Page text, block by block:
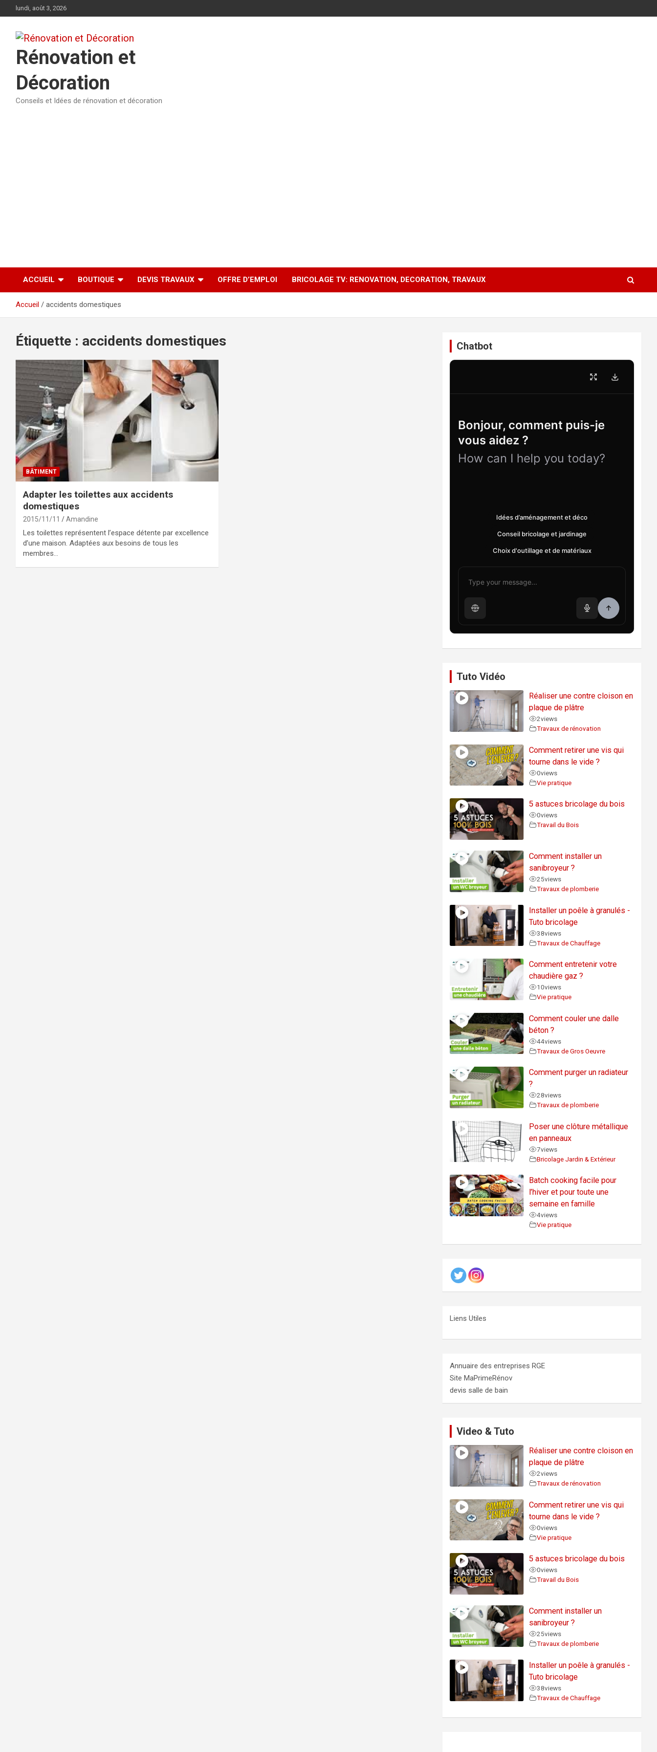
au
lundi, août 3, 2026
Rénovation et
Décoration
Conseils et Idées de rénovation et décoration
ACCUEIL BOUTIQUE DEVIS TRAVAUX OFFRE D’EMPLOI BRICOLAGE TV: RENOVATION, DECORATION, TRAVAUX
Accueil accidents domestiques
Étiquette : accidents domestiques
BÂTIMENT
Adapter les toilettes aux accidents
domestiques
2015/11/11 Amandine
Les toilettes représentent l’espace détente par excellence
d’une maison. Adaptées aux besoins de tous les
membres…
Chatbot
Bonjour, comment puis-je
vous aidez ?
How can I help you today?
Idées d’aménagement et déco
Conseil bricolage et jardinage
Choix d'outillage et de matériaux
Tuto Vidéo
Réaliser une contre cloison en
plaque de plâtre
2views
Travaux de rénovation
Comment retirer une vis qui
tourne dans le vide ?
0views
Vie pratique
5 astuces bricolage du bois
0views
Travail du Bois
Comment installer un
sanibroyeur ?
25views
Travaux de plomberie
Installer un poêle à granulés -
Tuto bricolage
38views
Travaux de Chauffage
Comment entretenir votre
chaudière gaz ?
10views
Vie pratique
Comment couler une dalle
béton ?
44views
Travaux de Gros Oeuvre
Comment purger un radiateur
?
28views
Travaux de plomberie
Poser une clôture métallique
en panneaux
7views
Bricolage Jardin & Extérieur
Batch cooking facile pour
l’hiver et pour toute une
semaine en famille
4views
Vie pratique
Liens Utiles
Annuaire des entreprises RGE
Site MaPrimeRénov
devis salle de bain
Video & Tuto
Réaliser une contre cloison en
plaque de plâtre
2views
Travaux de rénovation
Comment retirer une vis qui
tourne dans le vide ?
0views
Vie pratique
5 astuces bricolage du bois
0views
Travail du Bois
Comment installer un
sanibroyeur ?
25views
Travaux de plomberie
Installer un poêle à granulés -
Tuto bricolage
38views
Travaux de Chauffage